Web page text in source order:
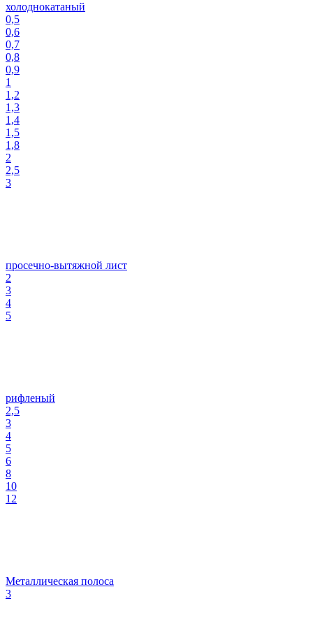
холоднокатаный
0,5
0,6
0,7
0,8
0,9
1
1,2
1,3
1,4
1,5
1,8
2
2,5
3
просечно-вытяжной лист
2
3
4
5
рифленый
2,5
3
4
5
6
8
10
12
Металлическая полоса
3